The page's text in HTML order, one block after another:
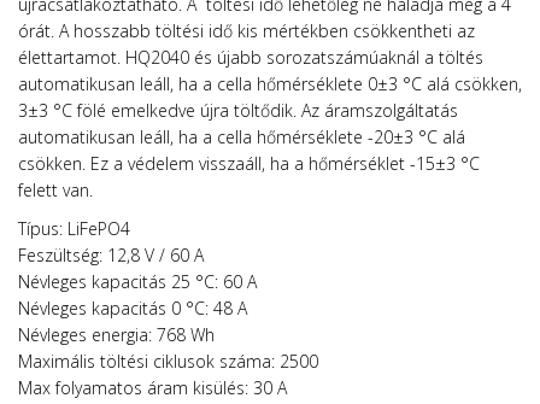
órát. A hosszabb töltési idő kis mértékben csökkentheti az
élettartamot. HQ2040 és újabb sorozatszámúaknál a töltés
automatikusan leáll, ha a cella hőmérséklete 0±3 °C alá csökken,
3±3 °C fölé emelkedve újra töltődik. Az áramszolgáltatás
automatikusan leáll, ha a cella hőmérséklete -20±3 °C alá
csökken. Ez a védelem visszaáll, ha a hőmérséklet -15±3 °C
felett van.
Típus: LiFePO4
Feszültség: 12,8 V / 60 A
Névleges kapacitás 25 °C: 60 A
Névleges kapacitás 0 °C: 48 A
Névleges energia: 768 Wh
Maximális töltési ciklusok száma: 2500
Max folyamatos áram kisülés: 30 A